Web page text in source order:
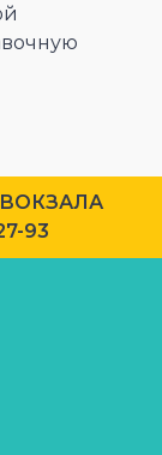
93